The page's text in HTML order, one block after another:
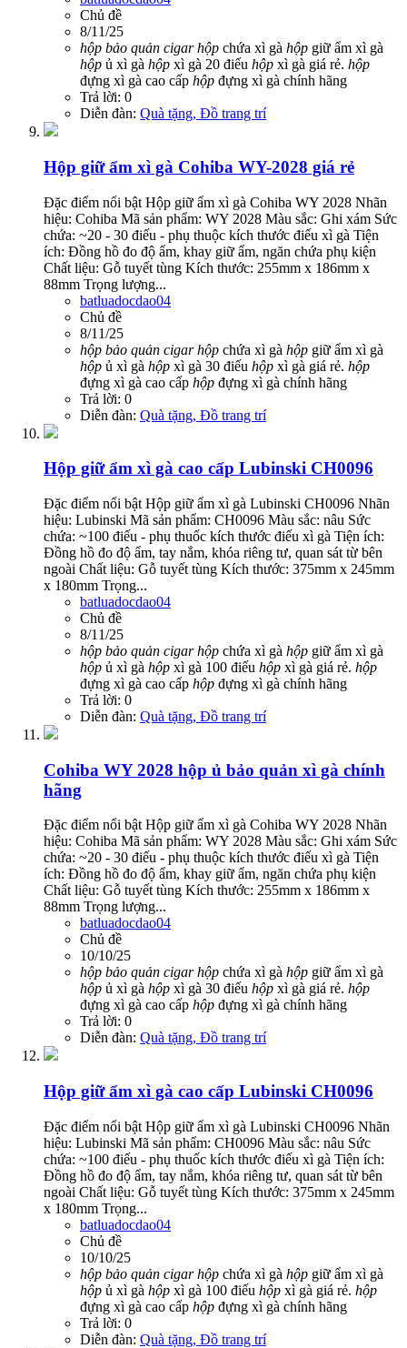
Chủ đề
8/11/25
hộp bảo quản cigar hộp chứa xì gà hộp giữ ẩm xì gà
hộp ủ xì gà hộp xì gà 20 điếu hộp xì gà giá rẻ. hộp
đựng xì gà cao cấp hộp đựng xì gà chính hãng
Trả lời: 0
Diễn đàn: Quà tặng, Đồ trang trí
Hộp giữ ẩm xì gà Cohiba WY-2028 giá rẻ
Đặc điểm nổi bật Hộp giữ ẩm xì gà Cohiba WY 2028 Nhãn
hiệu: Cohiba Mã sản phẩm: WY 2028 Màu sắc: Ghi xám Sức
chứa: ~20 - 30 điếu - phụ thuộc kích thước điếu xì gà Tiện
ích: Đồng hồ đo độ ẩm, khay giữ ẩm, ngăn chứa phụ kiện
Chất liệu: Gỗ tuyết tùng Kích thước: 255mm x 186mm x
88mm Trọng lượng...
batluadocdao04
Chủ đề
8/11/25
hộp bảo quản cigar hộp chứa xì gà hộp giữ ẩm xì gà
hộp ủ xì gà hộp xì gà 30 điếu hộp xì gà giá rẻ. hộp
đựng xì gà cao cấp hộp đựng xì gà chính hãng
Trả lời: 0
Diễn đàn: Quà tặng, Đồ trang trí
Hộp giữ ẩm xì gà cao cấp Lubinski CH0096
Đặc điểm nổi bật Hộp giữ ẩm xì gà Lubinski CH0096 Nhãn
hiệu: Lubinski Mã sản phẩm: CH0096 Màu sắc: nâu Sức
chứa: ~100 điếu - phụ thuốc kích thước điếu xì gà Tiện ích:
Đồng hồ đo độ ẩm, tay nắm, khóa riêng tư, quan sát từ bên
ngoài Chất liệu: Gỗ tuyết tùng Kích thước: 375mm x 245mm
x 180mm Trọng...
batluadocdao04
Chủ đề
8/11/25
hộp bảo quản cigar hộp chứa xì gà hộp giữ ẩm xì gà
hộp ủ xì gà hộp xì gà 100 điếu hộp xì gà giá rẻ. hộp
đựng xì gà cao cấp hộp đựng xì gà chính hãng
Trả lời: 0
Diễn đàn: Quà tặng, Đồ trang trí
Cohiba WY 2028 hộp ủ bảo quản xì gà chính
hãng
Đặc điểm nổi bật Hộp giữ ẩm xì gà Cohiba WY 2028 Nhãn
hiệu: Cohiba Mã sản phẩm: WY 2028 Màu sắc: Ghi xám Sức
chứa: ~20 - 30 điếu - phụ thuộc kích thước điếu xì gà Tiện
ích: Đồng hồ đo độ ẩm, khay giữ ẩm, ngăn chứa phụ kiện
Chất liệu: Gỗ tuyết tùng Kích thước: 255mm x 186mm x
88mm Trọng lượng...
batluadocdao04
Chủ đề
10/10/25
hộp bảo quản cigar hộp chứa xì gà hộp giữ ẩm xì gà
hộp ủ xì gà hộp xì gà 30 điếu hộp xì gà giá rẻ. hộp
đựng xì gà cao cấp hộp đựng xì gà chính hãng
Trả lời: 0
Diễn đàn: Quà tặng, Đồ trang trí
Hộp giữ ẩm xì gà cao cấp Lubinski CH0096
Đặc điểm nổi bật Hộp giữ ẩm xì gà Lubinski CH0096 Nhãn
hiệu: Lubinski Mã sản phẩm: CH0096 Màu sắc: nâu Sức
chứa: ~100 điếu - phụ thuốc kích thước điếu xì gà Tiện ích:
Đồng hồ đo độ ẩm, tay nắm, khóa riêng tư, quan sát từ bên
ngoài Chất liệu: Gỗ tuyết tùng Kích thước: 375mm x 245mm
x 180mm Trọng...
batluadocdao04
Chủ đề
10/10/25
hộp bảo quản cigar hộp chứa xì gà hộp giữ ẩm xì gà
hộp ủ xì gà hộp xì gà 100 điếu hộp xì gà giá rẻ. hộp
đựng xì gà cao cấp hộp đựng xì gà chính hãng
Trả lời: 0
Diễn đàn: Quà tặng, Đồ trang trí